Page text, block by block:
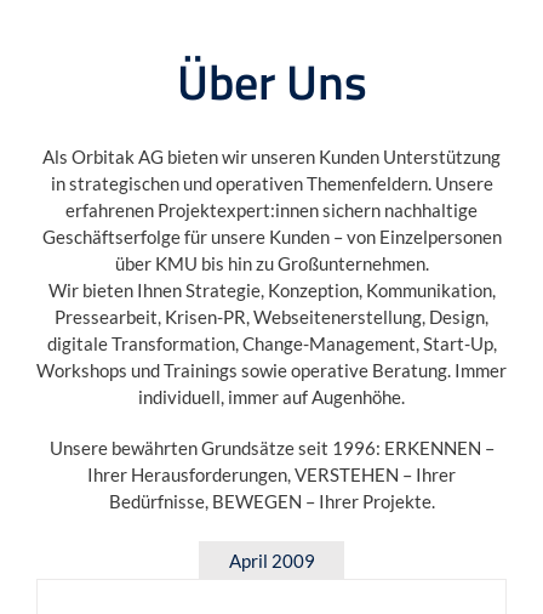
Über Uns
Als Orbitak AG bieten wir unseren Kunden Unterstützung
in strategischen und operativen Themenfeldern. Unsere
erfahrenen Projektexpert:innen sichern nachhaltige
Geschäftserfolge für unsere Kunden – von Einzelpersonen
über KMU bis hin zu Großunternehmen.
Wir bieten Ihnen Strategie, Konzeption, Kommunikation,
Pressearbeit, Krisen-PR, Webseitenerstellung, Design,
digitale Transformation, Change-Management, Start-Up,
Workshops und Trainings sowie operative Beratung. Immer
individuell, immer auf Augenhöhe.
Unsere bewährten Grundsätze seit 1996: ERKENNEN –
Ihrer Herausforderungen, VERSTEHEN – Ihrer
Bedürfnisse, BEWEGEN – Ihrer Projekte.
April 2009